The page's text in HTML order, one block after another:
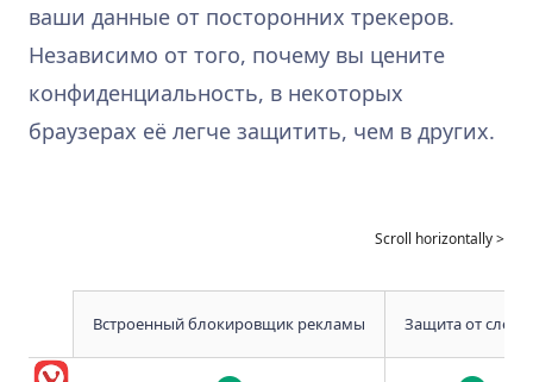
ваши данные от посторонних трекеров.
Независимо от того, почему вы цените
конфиденциальность, в некоторых
браузерах её легче защитить, чем в других.
Встроенный блокировщик рекламы Защита от